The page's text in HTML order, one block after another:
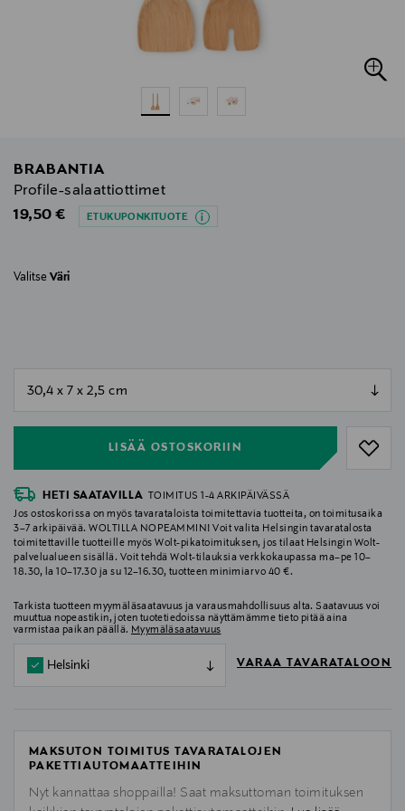
BRABANTIA
Profile-salaattiottimet
Original Price
19,50 € ETUKUPONKITUOTE
Valitse Väri
LISÄÄ OSTOSKORIIN
HETI SAATAVILLA
TOIMITUS 1-4 ARKIPÄIVÄSSÄ
Jos ostoskorissa on myös tavarataloista toimitettavia tuotteita, on toimitusaika
3–7 arkipäivää. WOLTILLA NOPEAMMIN! Voit valita Helsingin tavaratalosta
toimitettaville tuotteille myös Wolt-pikatoimituksen, jos tilaat Helsingin Wolt-
palvelualueen sisällä. Voit tehdä Wolt-tilauksia verkkokaupassa ma–pe 10–
18.30, la 10–17.30 ja su 12–16.30, tuotteen minimiarvo 40 €.
Tarkista tuotteen myymäläsaatavuus ja varausmahdollisuus alta. Saatavuus voi
muuttua nopeastikin, joten tuotetiedoissa näyttämämme tieto pitää aina
varmistaa paikan päällä. Myymäläsaatavuus
Helsinki VARAA TAVARATALOON
MAKSUTON TOIMITUS TAVARATALOJEN
PAKETTIAUTOMAATTEIHIN
Nyt kannattaa shoppailla! Saat maksuttoman toimituksen